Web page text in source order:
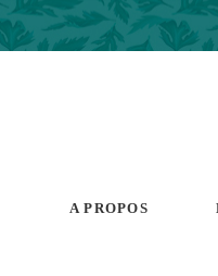
A PROPOS